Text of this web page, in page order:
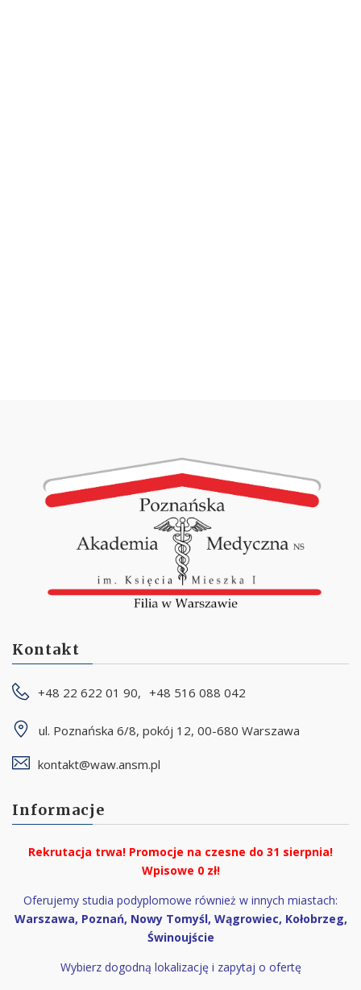
Kontakt
+48 22 622 01 90, +48 516 088 042
ul. Poznańska 6/8, pokój 12, 00-680 Warszawa
kontakt@waw.ansm.pl
Informacje
Rekrutacja trwa! Promocje na czesne do 31 sierpnia!
Wpisowe 0 zł!
Oferujemy studia podyplomowe również w innych miastach:
Warszawa, Poznań, Nowy Tomyśl, Wągrowiec, Kołobrzeg,
Świnoujście
Wybierz dogodną lokalizację i zapytaj o ofertę